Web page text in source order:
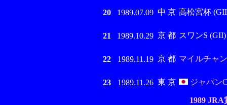
20 1989.07.09 中 京 高松宮杯
21 1989.10.29 京 都 スワンS (GII)
22 1989.11.19 京 都 マイルチャ
23 1989.11.26 東 京 ジャパン
1989